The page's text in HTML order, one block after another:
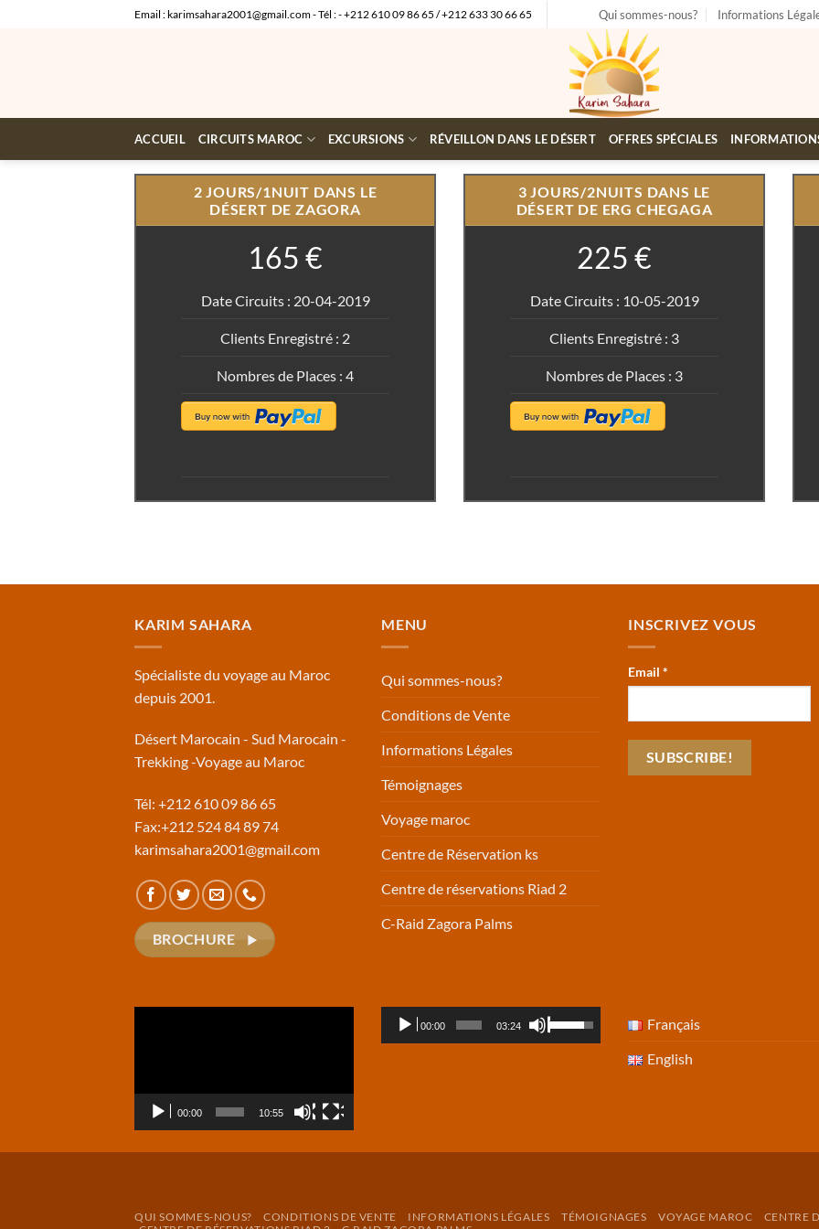
Email : karimsahara2001@gmail.com - Tél : - +212 610 09 86 65 / +212 633 30 66 65 Qui sommes-nous? Informations
ACCUEIL CIRCUITS MAROC EXCURSIONS RÉVEILLON DANS LE DÉSERT OFFRES SPÉCIALES
2 JOURS/1NUIT DANS LE
DÉSERT DE ZAGORA
165 €
Date Circuits : 20-04-2019
Clients Enregistré : 2
Nombres de Places : 4
3 JOURS/2NUITS DANS LE
DÉSERT DE ERG CHEGAGA
225 €
Date Circuits : 10-05-2019
Clients Enregistré : 3
Nombres de Places : 3
KARIM SAHARA
Spécialiste du voyage au Maroc
depuis 2001.
Désert Marocain - Sud Marocain -
Trekking -Voyage au Maroc
Tél: +212 610 09 86 65
Fax:+212 524 84 89 74
karimsahara2001@gmail.com
BROCHURE
MENU
Qui sommes-nous?
Conditions de Vente
Informations Légales
Témoignages
Voyage maroc
Centre de Réservation ks
Centre de réservations Riad 2
C-Raid Zagora Palms
INSCRIVEZ VOUS
Email *
00:00 10:55
Audio
Player
00:00 03:24
Use
Up/Down
or
Français
English
QUI SOMMES-NOUS? CONDITIONS DE VENTE INFORMATIONS LÉGALES TÉMOIGNAGES VOYAGE MAROC
CENTRE